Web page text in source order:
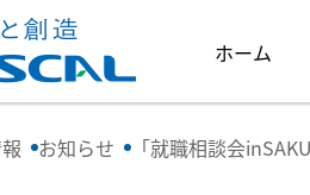
ホーム
お知らせ 「就職相談会